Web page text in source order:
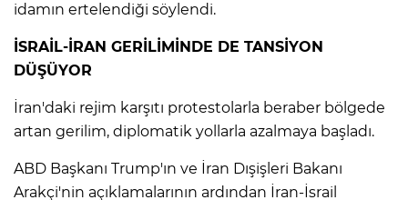
idamın ertelendiği söylendi.
İSRAİL-İRAN GERİLİMİNDE DE TANSİYON
DÜŞÜYOR
İran'daki rejim karşıtı protestolarla beraber bölgede
artan gerilim, diplomatik yollarla azalmaya başladı.
ABD Başkanı Trump'ın ve İran Dışişleri Bakanı
Arakçi'nin açıklamalarının ardından İran-İsrail